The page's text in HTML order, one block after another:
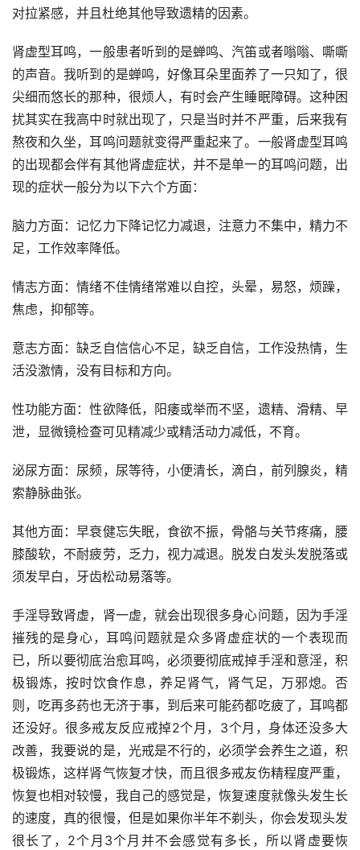
对拉紧感，并且杜绝其他导致遗精的因素。
肾虚型耳鸣，一般患者听到的是蝉鸣、汽笛或者嗡嗡、嘶嘶
的声音。我听到的是蝉鸣，好像耳朵里面养了一只知了，很
尖细而悠长的那种，很烦人，有时会产生睡眠障碍。这种困
扰其实在我高中时就出现了，只是当时并不严重，后来我有
熬夜和久坐，耳鸣问题就变得严重起来了。一般肾虚型耳鸣
的出现都会伴有其他肾虚症状，并不是单一的耳鸣问题，出
现的症状一般分为以下六个方面：
脑力方面：记忆力下降记忆力减退，注意力不集中，精力不
足，工作效率降低。
情志方面：情绪不佳情绪常难以自控，头晕，易怒，烦躁，
焦虑，抑郁等。
意志方面：缺乏自信信心不足，缺乏自信，工作没热情，生
活没激情，没有目标和方向。
性功能方面：性欲降低，阳痿或举而不坚，遗精、滑精、早
泄，显微镜检查可见精减少或精活动力减低，不育。
泌尿方面：尿频，尿等待，小便清长，滴白，前列腺炎，精
索静脉曲张。
其他方面：早衰健忘失眠，食欲不振，骨骼与关节疼痛，腰
膝酸软，不耐疲劳，乏力，视力减退。脱发白发头发脱落或
须发早白，牙齿松动易落等。
手淫导致肾虚，肾一虚，就会出现很多身心问题，因为手淫
摧残的是身心，耳鸣问题就是众多肾虚症状的一个表现而
已，所以要彻底治愈耳鸣，必须要彻底戒掉手淫和意淫，积
极锻炼，按时饮食作息，养足肾气，肾气足，万邪熄。否
则，吃再多药也无济于事，到后来可能药都吃疲了，耳鸣都
还没好。很多戒友反应戒掉2个月，3个月，身体还没多大
改善，我要说的是，光戒是不行的，必须学会养生之道，积
极锻炼，这样肾气恢复才快，而且很多戒友伤精程度严重，
恢复也相对较慢，我自己的感觉是，恢复速度就像头发生长
的速度，真的很慢，但是如果你半年不剃头，你会发现头发
很长了，2个月3个月并不会感觉有多长，所以肾虚要恢